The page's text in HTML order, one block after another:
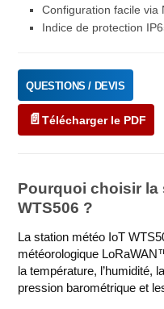
Configuration facile via
Indice de protection
QUESTIONS / DEVIS
Télécharger le PDF
Pourquoi choisir la
WTS506 ?
La station météo IoT
météorologique
la température, l’humidité,
pression barométrique et